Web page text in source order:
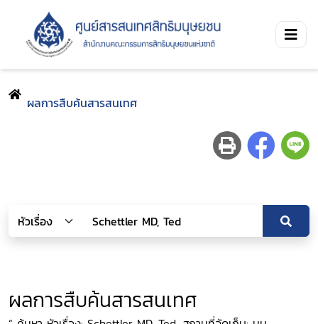
ผลการสืบค้นสารสนเทศ
ผลการสืบค้นสารสนเทศ